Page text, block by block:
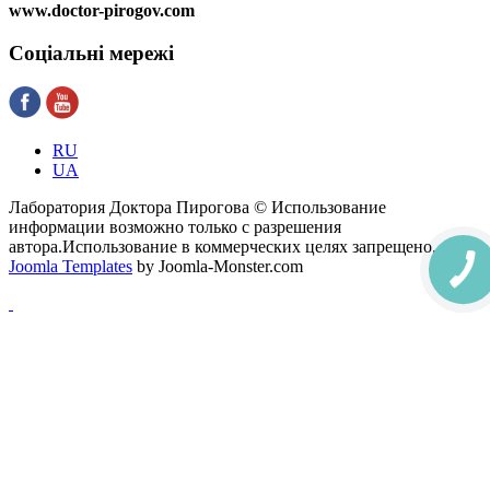
www.doctor-pirogov.com
Соціальні мережі
RU
UA
Лаборатория Доктора Пирогова © Использование
информации возможно только с разрешения
автора.Использование в коммерческих целях запрещено.
Joomla Templates by Joomla-Monster.com